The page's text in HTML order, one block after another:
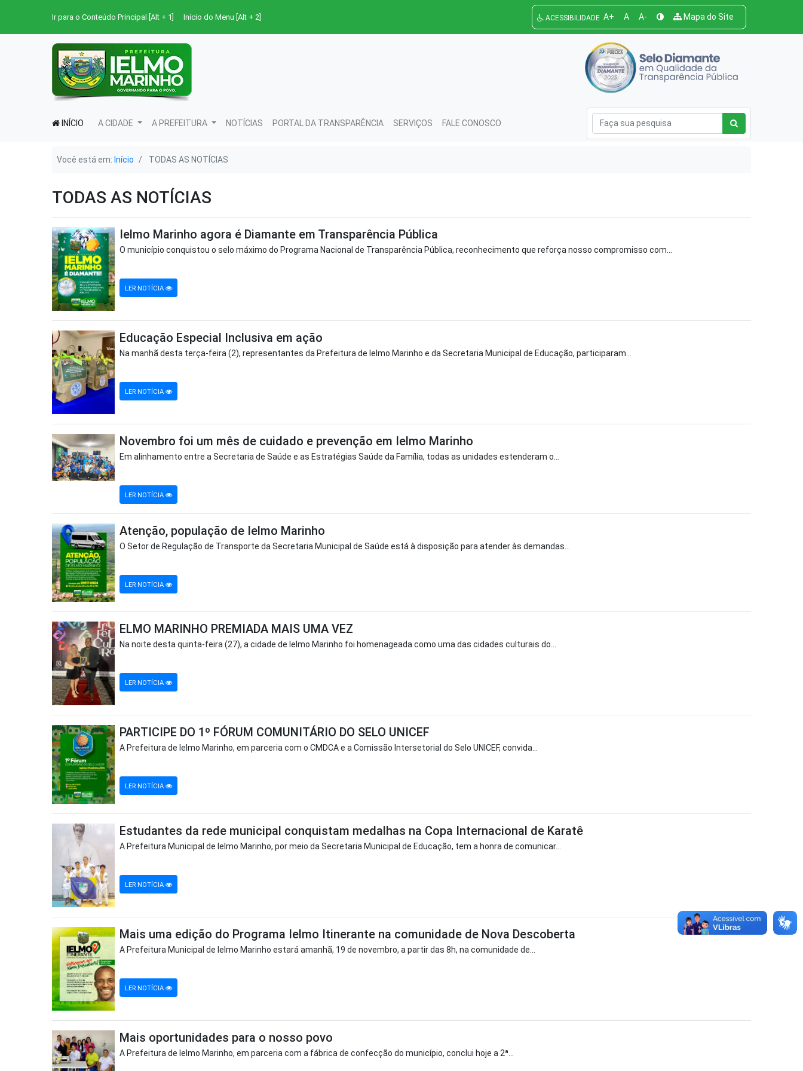
Ir para o Conteúdo Principal [Alt + 1] Início do Menu [Alt + 2] ACESSIBILIDADE A+ A A- Mapa do Site
INÍCIO A CIDADE A PREFEITURA NOTÍCIAS PORTAL DA TRANSPARÊNCIA SERVIÇOS FALE CONOSCO
Você está em: Início TODAS AS NOTÍCIAS
TODAS AS NOTÍCIAS
Ielmo Marinho agora é Diamante em Transparência Pública
O município conquistou o selo máximo do Programa Nacional de Transparência Pública, reconhecimento que reforça nosso compromisso com...
LER NOTÍCIA
Educação Especial Inclusiva em ação
Na manhã desta terça-feira (2), representantes da Prefeitura de Ielmo Marinho e da Secretaria Municipal de Educação, participaram...
LER NOTÍCIA
Novembro foi um mês de cuidado e prevenção em Ielmo Marinho
Em alinhamento entre a Secretaria de Saúde e as Estratégias Saúde da Família, todas as unidades estenderam o...
LER NOTÍCIA
Atenção, população de Ielmo Marinho
O Setor de Regulação de Transporte da Secretaria Municipal de Saúde está à disposição para atender às demandas...
LER NOTÍCIA
ELMO MARINHO PREMIADA MAIS UMA VEZ
Na noite desta quinta-feira (27), a cidade de Ielmo Marinho foi homenageada como uma das cidades culturais do...
LER NOTÍCIA
PARTICIPE DO 1º FÓRUM COMUNITÁRIO DO SELO UNICEF
A Prefeitura de Ielmo Marinho, em parceria com o CMDCA e a Comissão Intersetorial do Selo UNICEF, convida...
LER NOTÍCIA
Estudantes da rede municipal conquistam medalhas na Copa Internacional de Karatê
A Prefeitura Municipal de Ielmo Marinho, por meio da Secretaria Municipal de Educação, tem a honra de comunicar...
LER NOTÍCIA
Mais uma edição do Programa Ielmo Itinerante na comunidade de Nova Descoberta
A Prefeitura Municipal de Ielmo Marinho estará amanhã, 19 de novembro, a partir das 8h, na comunidade de...
LER NOTÍCIA
Mais oportunidades para o nosso povo
A Prefeitura de Ielmo Marinho, em parceria com a fábrica de confecção do município, conclui hoje a 2ª...